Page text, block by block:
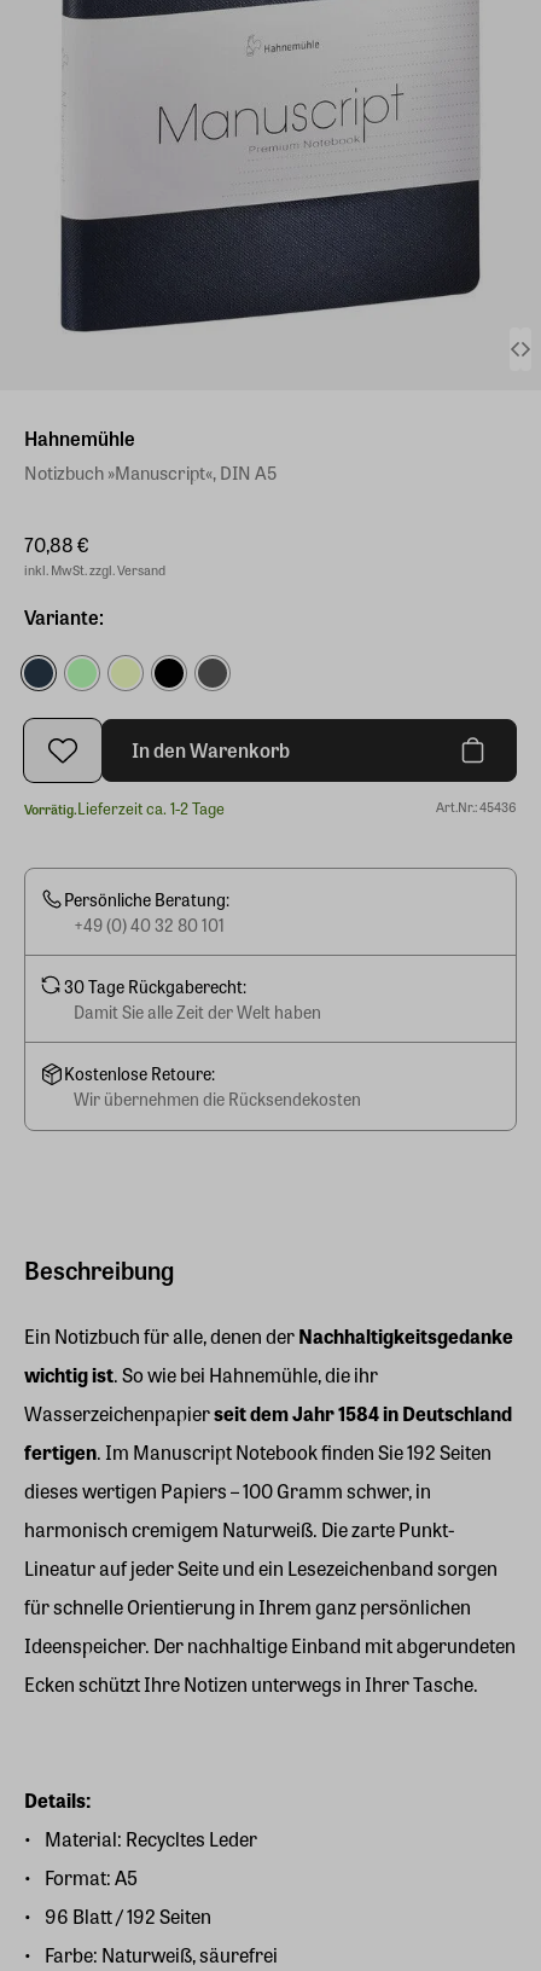
Beschreibung
Ein Notizbuch für alle, denen derNachhaltigkeitsgedanke
wichtig ist. So wie bei Hahnemühle, die ihr
Wasserzeichenpapierseit dem Jahr 1584 in Deutschland
fertigen. Im Manuscript Notebook finden Sie 192 Seiten
dieses wertigen Papiers – 100 Gramm schwer, in
harmonisch cremigem Naturweiß. Die zarte Punkt-
Lineatur auf jeder Seite und ein Lesezeichenband sorgen
für schnelle Orientierung in Ihrem ganz persönlichen
Ideenspeicher. Der nachhaltige Einband mit abgerundeten
Ecken schützt Ihre Notizen unterwegs in Ihrer Tasche.
Details:
Material: Recycltes Leder
Format: A5
96 Blatt / 192 Seiten
Farbe: Naturweiß, säurefrei
Hahnemühle
Notizbuch »Manuscript«, DIN A5
70,88 €
inkl. MwSt. zzgl. Versand
Variante:
In den Warenkorb
Vorrätig.Lieferzeit ca. 1-2 Tage Art.Nr.: 45436
Persönliche Beratung:
+49 (0) 40 32 80 101
30 Tage Rückgaberecht:
Damit Sie alle Zeit der Welt haben
Kostenlose Retoure:
Wir übernehmen die Rücksendekosten